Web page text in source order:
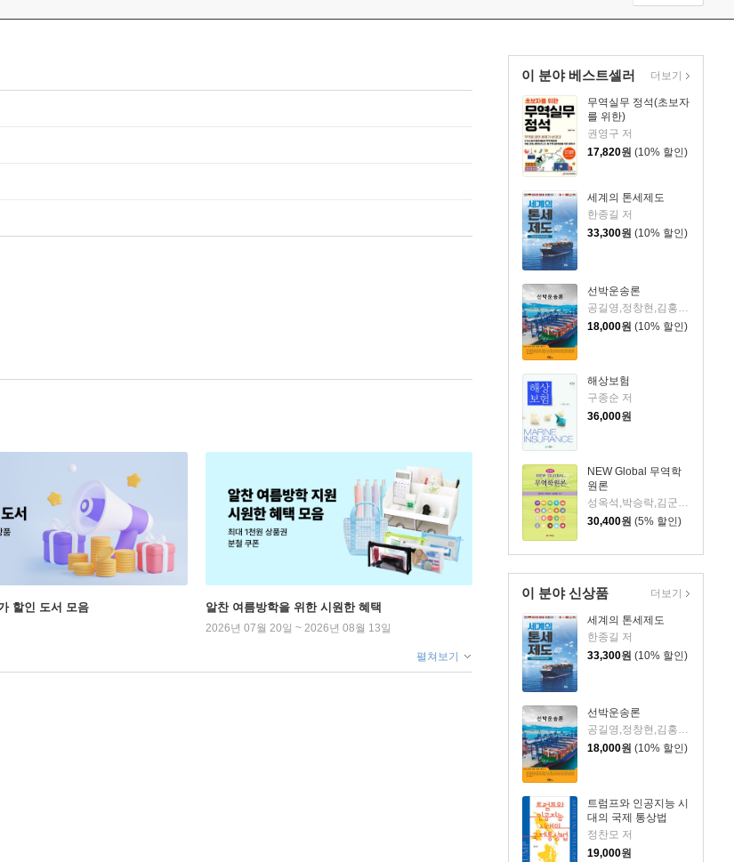
이 분야 베스트셀러
무역실무 정석(초보자
를 위한)
권영구 저
17,820원 (10% 할인)
세계의 톤세제도
한종길 저
33,300원 (10% 할인)
선박운송론
공길영,정창현,김홍범,김종성,이윤석 공저
18,000원 (10% 할인)
해상보험
구종순 저
36,000원
NEW Global 무역학
원론
성옥석,박승락,김군종 저
30,400원 (5% 할인)
더보기
이 분야 신상품
세계의 톤세제도
한종길 저
33,300원 (10% 할인)
선박운송론
공길영,정창현,김홍범,김종성,이윤석 공저
18,000원 (10% 할인)
트럼프와 인공지능 시
대의 국제 통상법
정찬모 저
19,000원
더보기
할인 도서 모음 알찬 여름방학을 위한 시원한 혜택
2026년 07월 20일 ~ 2026년 08월 13일
펼쳐보기